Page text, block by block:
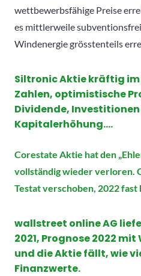
wettbewerbsfähige Preise
es mittlerweile
Windenergie grösstenteils
Siltronic Aktie kräftig im
Zahlen, optimistische
Dividende,
Kapitalerhöhung….
Corestate Aktie hat den
vollständig wieder verloren.
Testat verschoben, 2022
wallstreet online AG
2021, Prognose 2022
und die Aktie fällt, wie
Finanzwerte.